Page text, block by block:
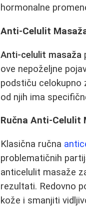
hormonalne
Anti-Celulit
Anti-celulit masaža
ove nepoželjne
podstiču celokupno
od njih ima
Ručna Anti-Celulit
Klasična ručna
problematičnih
anticelulit masaže
rezultati. Redovno
kože i smanjiti